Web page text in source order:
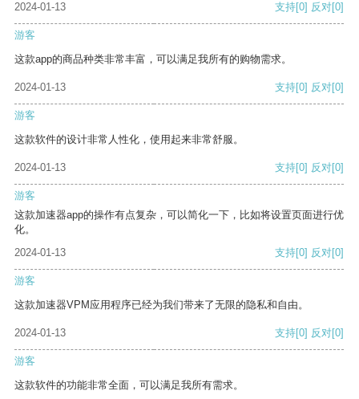
2024-01-13 支持[0] 反对[0]
游客
这款app的商品种类非常丰富，可以满足我所有的购物需求。
2024-01-13 支持[0] 反对[0]
游客
这款软件的设计非常人性化，使用起来非常舒服。
2024-01-13 支持[0] 反对[0]
游客
这款加速器app的操作有点复杂，可以简化一下，比如将设置页面进行优
化。
2024-01-13
支持[0] 反对[0]
游客
这款加速器VPM应用程序已经为我们带来了无限的隐私和自由。
2024-01-13 支持[0] 反对[0]
游客
这款软件的功能非常全面，可以满足我所有需求。